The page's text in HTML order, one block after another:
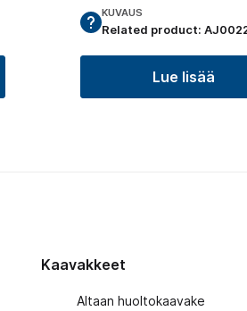
KUVAUS
Related product:
Lue lisää
Kaavakkeet
Altaan huoltokaavake